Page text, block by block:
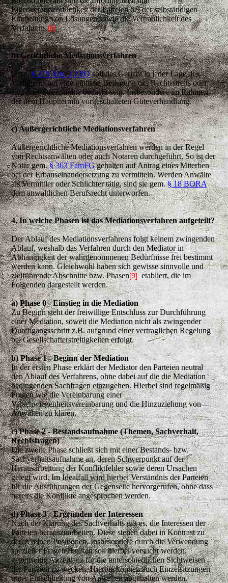
Eigenverantwortlichkeit der Parteien bei der selbständigen
Erarbeitung von Lösungen sowie die Vertraulichkeit des
Verfahrens.[8]
b) Gerichtliche Mediationsverfahren
Gem.§ 278 Abs. 1 ZPOsoll das Gericht in jeder Lage des
Verfahrens auf eine gütliche Beilegung des Rechtsstreits oder
einzelner Streitpunkte bedacht sein. Insbesondere im Rahmen
der dem Haupttermin vorgeschalteten Güteverhandlung.
c) Außergerichtliche Mediationsverfahren
Außergerichtliche Mediationsverfahren werden in der Regel
von Rechtsanwälten oder auch Notaren durchgeführt. So ist der
Notar gem.§ 363 FamFGgehalten auf Antrag eines Miterben
bei der Erbauseinandersetzung zu vermitteln. Werden Anwälte
als Vermittler oder Schlichter tätig, sind sie gem.§ 18 BORA
dem anwaltlichen Berufsrecht unterworfen.
4. In welche Phasen ist das Mediationsverfahren aufgeteilt?
Der Ablauf des Mediationsverfahrens folgt keinem zwingenden
Ablauf, weshalb das Verfahren durch den Mediator in
Abhängigkeit der wahrgenommenen Bedürfnisse frei bestimmt
werden kann. Gleichwohl haben sich gewisse sinnvolle und
zielführende Abschnitte bzw. Phasen[9]etabliert, die im
Folgenden dargestellt werden.
a) Phase 0 - Einstieg in die Mediation
Zu Beginn steht der freiwillige Entschluss zur Durchführung
einer Mediation, soweit die Mediation nicht als zwingender
Durchgangsschritt z.B. aufgrund einer vertraglichen Regelung
bei Gesellschafterstreitigkeiten erfolgt.
b) Phase 1 - Beginn der Mediation
In der ersten Phase erklärt der Mediator den Parteien neutral
den Ablauf des Verfahrens, ohne dabei auf die die Mediation
bedingenden Sachfragen einzugehen. Hierbei sind regelmäßig
Fragen wie die Vereinbarung einer
Verschwiegenheitsvereinbarung und die Hinzuziehung von
Anwälten zu klären.
c) Phase 2 - Bestandsaufnahme (Themen, Sachverhalt,
Rechtsfragen)
Die zweite Phase schließt sich mit einer Bestands- bzw.
Sachverhaltsaufnahme an, deren Schwerpunkt auf der
Herausarbeitung der Konfliktfelder sowie deren Ursachen
gelegt wird. Im Idealfall wird hierbei Verständnis der Parteien
für die Ausführungen der Gegenseite hervorgerufen, ohne dass
bereits die Konflikte angesprochen werden.
d) Phase 3 - Ergründen der Interessen
Nach der Klärung des Sachverhalts gilt es, die Interessen der
Parteien herauszuarbeiten. Diese stehen dabei in Kontrast zu
deren reinen Positionen. Insbesondere durch die Verwendung
spezieller Fragetechniken soll hierbei versucht werden,
gegenseitig Akzeptanz für die unterschiedlichen Sichtweisen
der Parteien zu wecken. Hierbei können auch Einzelsitzungen
unter Einschließung von Anwälten abgehalten werden.